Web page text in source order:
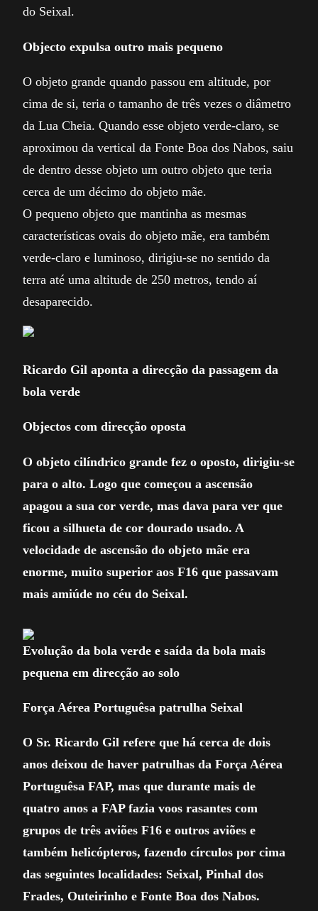
do Seixal.
Objecto expulsa outro mais pequeno
O objeto grande quando passou em altitude, por
cima de si, teria o tamanho de três vezes o diâmetro
da Lua Cheia. Quando esse objeto verde-claro, se
aproximou da vertical da Fonte Boa dos Nabos, saiu
de dentro desse objeto um outro objeto que teria
cerca de um décimo do objeto mãe.
O pequeno objeto que mantinha as mesmas
características ovais do objeto mãe, era também
verde-claro e luminoso, dirigiu-se no sentido da
terra até uma altitude de 250 metros, tendo aí
desaparecido.
Ricardo Gil aponta a direcção da passagem da
bola verde
Objectos com direcção oposta
O objeto cilíndrico grande fez o oposto, dirigiu-se
para o alto. Logo que começou a ascensão
apagou a sua cor verde, mas dava para ver que
ficou a silhueta de cor dourado usado. A
velocidade de ascensão do objeto mãe era
enorme, muito superior aos F16 que passavam
mais amiúde no céu do Seixal.
Evolução da bola verde e saída da bola mais
pequena em direcção ao solo
Força Aérea Portuguêsa patrulha Seixal
O Sr. Ricardo Gil refere que há cerca de dois
anos deixou de haver patrulhas da Força Aérea
Portuguêsa FAP, mas que durante mais de
quatro anos a FAP fazia voos rasantes com
grupos de três aviões F16 e outros aviões e
também helicópteros, fazendo círculos por cima
das seguintes localidades: Seixal, Pinhal dos
Frades, Outeirinho e Fonte Boa dos Nabos.